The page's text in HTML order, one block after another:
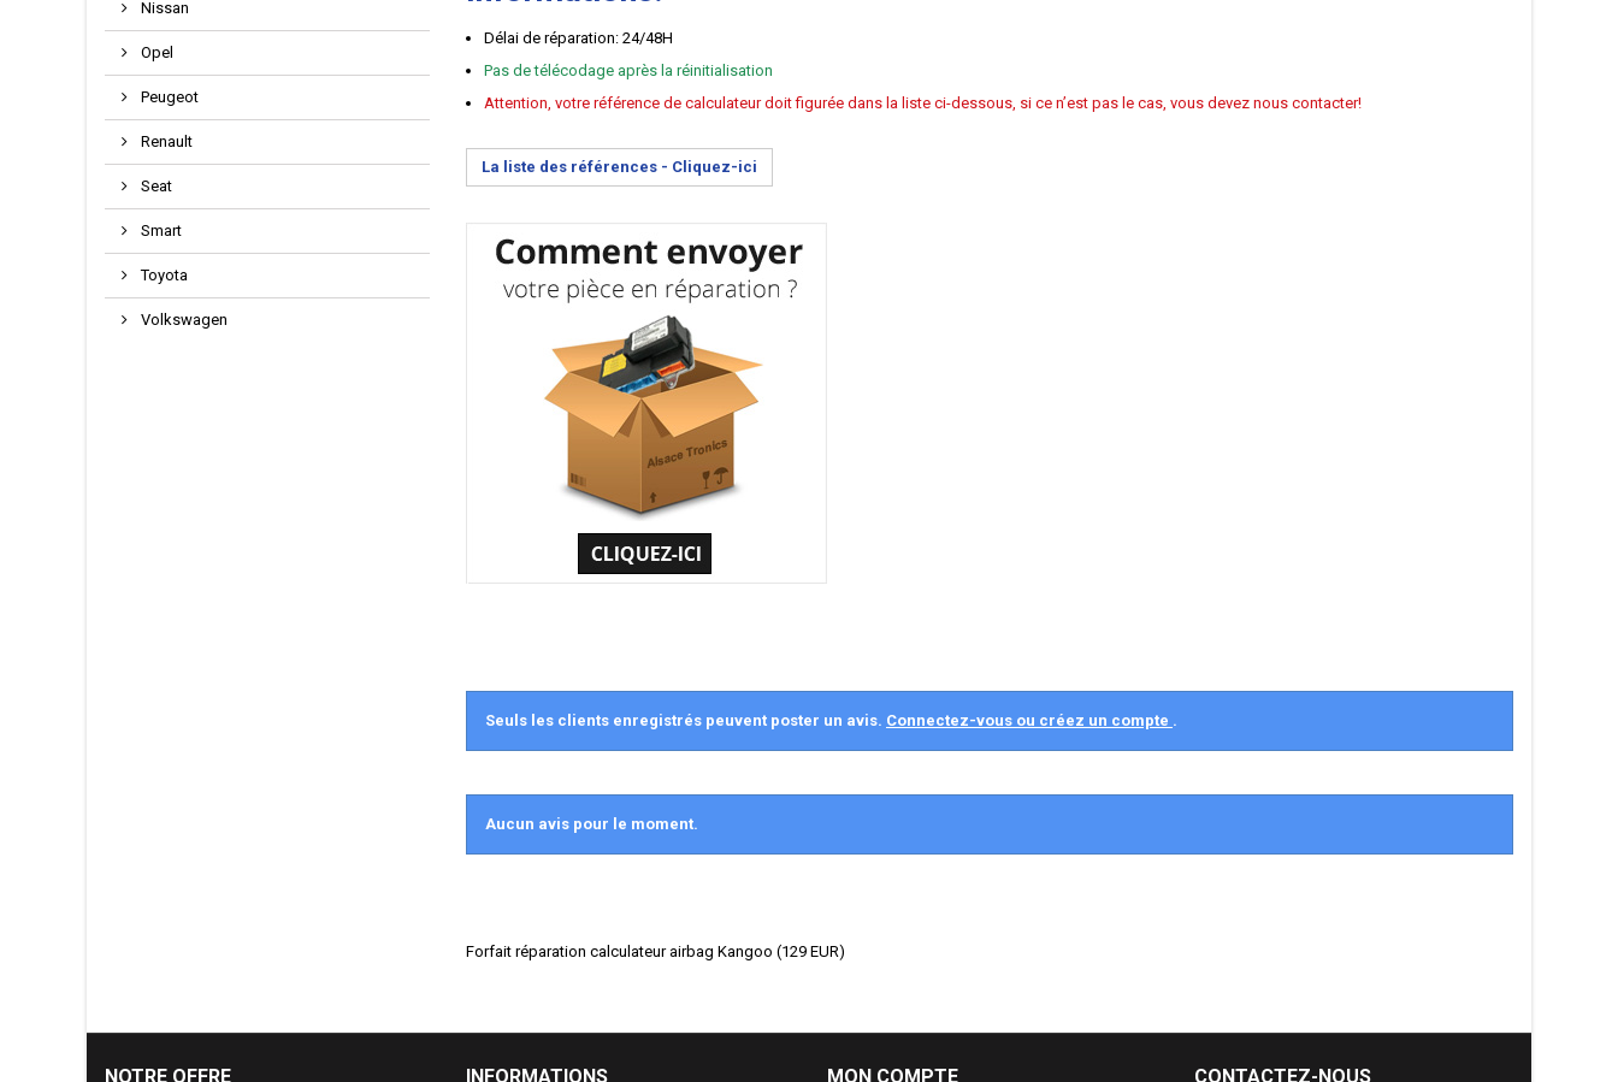
Nissan
Opel
Peugeot
Renault
Seat
Smart
Toyota
Volkswagen
Délai de réparation: 24/48H
Pas de télécodage après la réinitialisation
Attention, votre référence de calculateur doit figurée dans la liste ci-dessous, si ce n’est pas le cas, vous devez nous contacter!
La liste des références - Cliquez-ici
Seuls les clients enregistrés peuvent poster un avis. Connectez-vous ou créez un compte .
Aucun avis pour le moment.
Forfait réparation calculateur airbag Kangoo (129 EUR)
NOTRE OFFRE INFORMATIONS MON COMPTE CONTACTEZ-NOUS